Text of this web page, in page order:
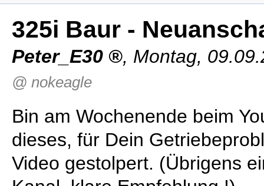
325i Baur -
Peter_E30 , Montag,
@ nokeagle
Bin am Wochenende beim
dieses, für Dein
Video gestolpert. (Übrigens